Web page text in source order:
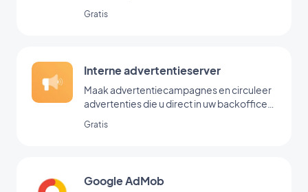
Gratis
Interne advertentieserver
Maak advertentiecampagnes en circuleer
advertenties die u direct in uw backoffice
Gratis
Google AdMob